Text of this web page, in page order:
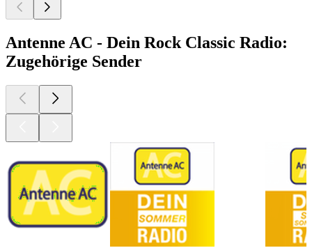
Antenne AC - Dein Rock Classic Radio:
Zugehörige Sender